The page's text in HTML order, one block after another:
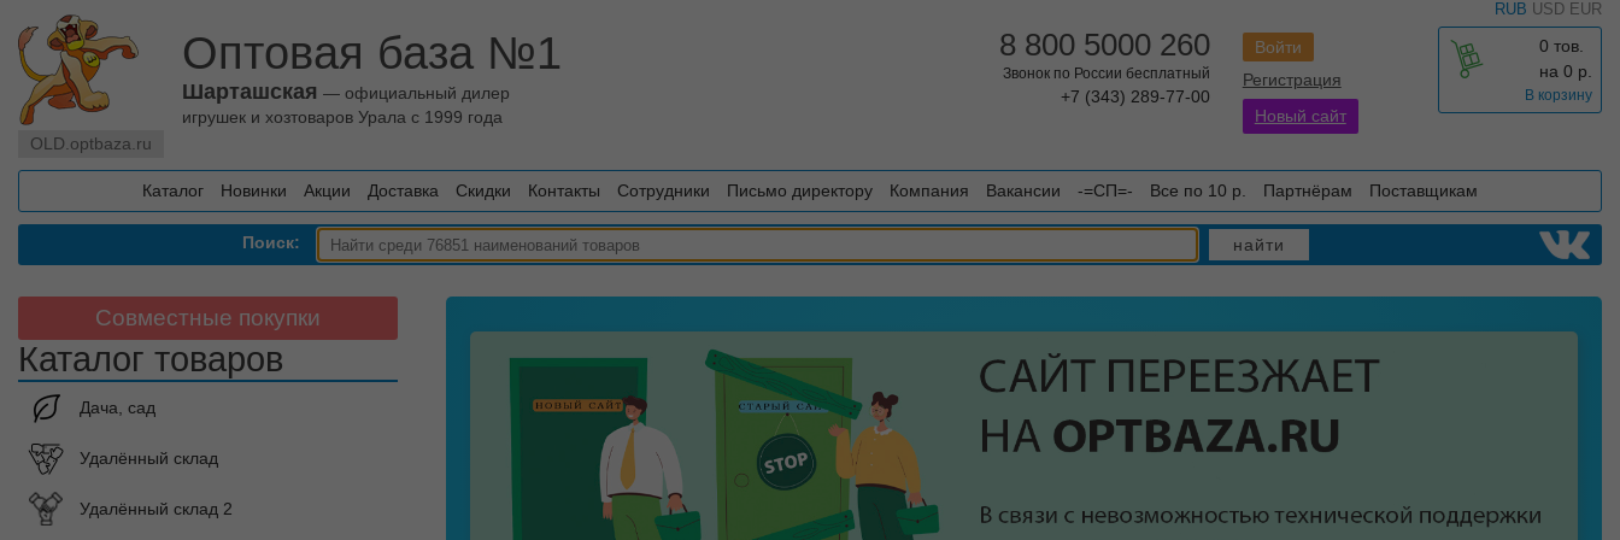
RUB USD EUR
OLD.optbaza.ru
Оптовая база №1
Шарташская — официальный дилер
игрушек и хозтоваров Урала с 1999 года
0 тов.
на 0 р.
В корзину
Войти
Регистрация
Новый сайт
8 800 5000 260
Звонок по России бесплатный
+7 (343) 289-77-00
Каталог Новинки Акции Доставка Скидки Контакты Сотрудники Письмо директору Компания Вакансии -=СП=- Все по 10 р. Партнёрам Поставщикам
Поиск: найти
Совместные покупки
Каталог товаров
Дача, сад
Удалённый склад
Удалённый склад 2